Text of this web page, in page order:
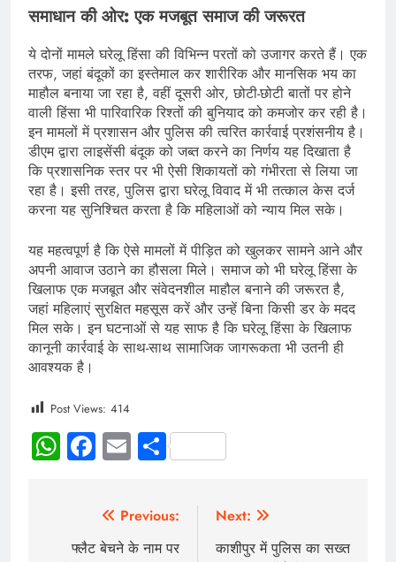
समाधान की ओर: एक मजबूत समाज की जरूरत
ये दोनों मामले घरेलू हिंसा की विभिन्न परतों को उजागर करते हैं। एक
तरफ, जहां बंदूकों का इस्तेमाल कर शारीरिक और मानसिक भय का
माहौल बनाया जा रहा है, वहीं दूसरी ओर, छोटी-छोटी बातों पर होने
वाली हिंसा भी पारिवारिक रिश्तों की बुनियाद को कमजोर कर रही है।
इन मामलों में प्रशासन और पुलिस की त्वरित कार्रवाई प्रशंसनीय है।
डीएम द्वारा लाइसेंसी बंदूक को जब्त करने का निर्णय यह दिखाता है
कि प्रशासनिक स्तर पर भी ऐसी शिकायतों को गंभीरता से लिया जा
रहा है। इसी तरह, पुलिस द्वारा घरेलू विवाद में भी तत्काल केस दर्ज
करना यह सुनिश्चित करता है कि महिलाओं को न्याय मिल सके।
यह महत्वपूर्ण है कि ऐसे मामलों में पीड़ित को खुलकर सामने आने और
अपनी आवाज उठाने का हौसला मिले। समाज को भी घरेलू हिंसा के
खिलाफ एक मजबूत और संवेदनशील माहौल बनाने की जरूरत है,
जहां महिलाएं सुरक्षित महसूस करें और उन्हें बिना किसी डर के मदद
मिल सके। इन घटनाओं से यह साफ है कि घरेलू हिंसा के खिलाफ
कानूनी कार्रवाई के साथ-साथ सामाजिक जागरूकता भी उतनी ही
आवश्यक है।
Post Views: 414
WhatsApp
Facebook
EmailShare
Previous:
फ्लैट बेचने के नाम पर
Next:
काशीपुर में पुलिस का सख्त